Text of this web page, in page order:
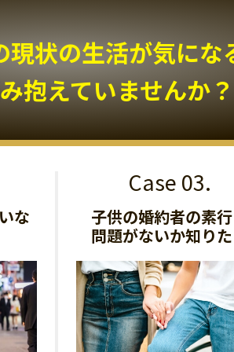
現状の生活が気にな
抱えていませんか？
な
子供の婚約者の素
問題がないか知り